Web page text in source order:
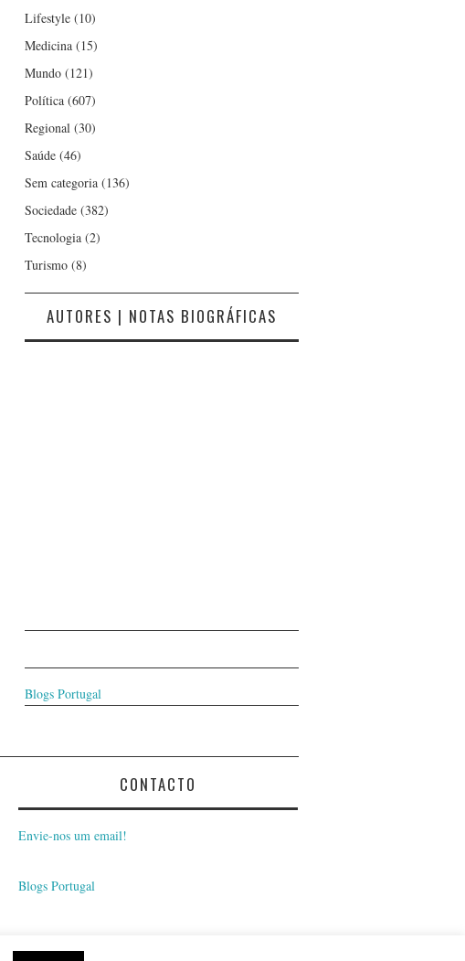
Lifestyle (10)
Medicina (15)
Mundo (121)
Política (607)
Regional (30)
Saúde (46)
Sem categoria (136)
Sociedade (382)
Tecnologia (2)
Turismo (8)
AUTORES | NOTAS BIOGRÁFICAS
Blogs Portugal
CONTACTO
Envie-nos um email!
Blogs Portugal